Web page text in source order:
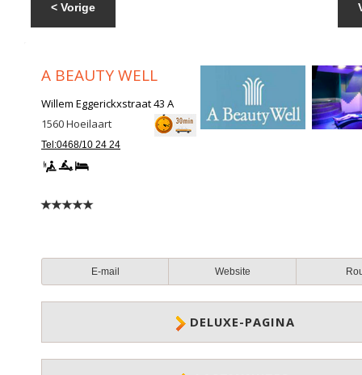
< Vorige
A BEAUTY WELL
Willem Eggerickxstraat 43 A
1560Hoeilaart
Tel:0468/10 24 24
E-mail Website
DELUXE-PAGINA